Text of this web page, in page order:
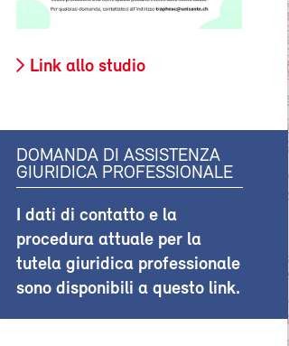
Link allo studio
DOMANDA DI ASSISTENZA
GIURIDICA PROFESSIONALE
I dati di contatto e la
procedura attuale per la
tutela giuridica professionale
sono disponibili a questo link.